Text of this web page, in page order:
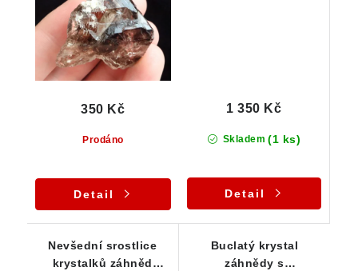
Prodáno
350 Kč
Detail
Skladem (1 ks)
1 350 Kč
Detail
Nevšední srostlice
krystalků záhněd
Buclatý krystal
záhnědy s